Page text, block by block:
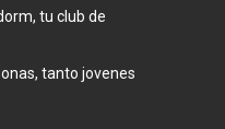
tu club de
tanto jovenes